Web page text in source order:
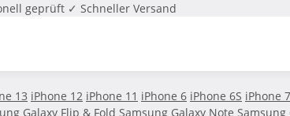
geprüft ✓ Schneller Versand
13 iPhone 12 iPhone 11 iPhone 6 iPhone 6S iPhone 7
Galaxy Flip & Fold Samsung Galaxy Note Samsung